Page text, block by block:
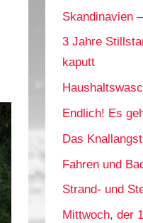
Skandinavien
3 Jahre
kaputt
Endlich! Es
Das
Fahren und
Strand- und
Mittwoch, der